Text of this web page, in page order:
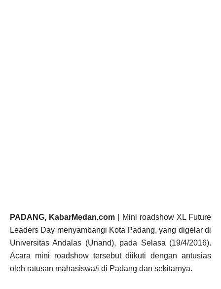
PADANG, KabarMedan.com | Mini roadshow XL Future
Leaders Day menyambangi Kota Padang, yang digelar di
Universitas Andalas (Unand), pada Selasa (19/4/2016).
Acara mini roadshow tersebut diikuti dengan antusias
oleh ratusan mahasiswa/i di Padang dan sekitarnya.